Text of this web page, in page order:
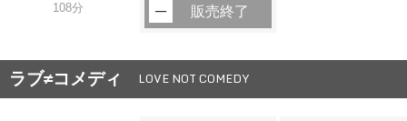
108分 販売終了
ラブ≠コメディ LOVE NOT COMEDY